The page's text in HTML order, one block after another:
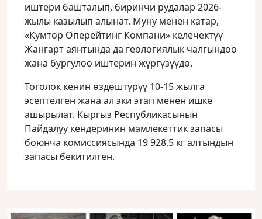
иштери башталып, биринчи рудалар 2026-
жылы казылып алынат. Муну менен катар,
«Кумтөр Оперейтинг Компани» келечектүү
Жангарт аянтында да геологиялык чалгындоо
жана бургулоо иштерин жүргүзүүдө.
Тоголок кенин өздөштүрүү 10-15 жылга
эсептелген жана ал эки этап менен ишке
ашырылат. Кыргыз Республикасынын
Пайдалуу кендеринин мамлекеттик запасы
боюнча комиссиясында 19 928,5 кг алтындын
запасы бекитилген.